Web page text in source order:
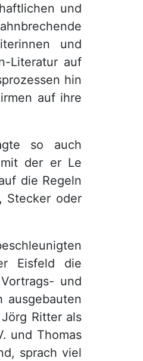
und
und
Literatur auf
hin
auf ihre
so auch
mit der er Le
die Regeln
Stecker oder
Eisfeld die
und
ausgebauten
Ritter als
und Thomas
sprach viel